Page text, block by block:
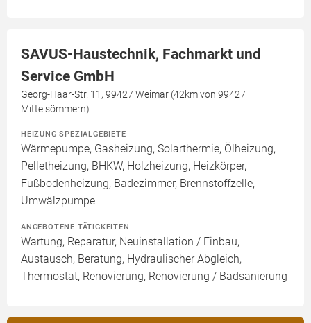
SAVUS-Haustechnik, Fachmarkt und
Service GmbH
Georg-Haar-Str. 11, 99427 Weimar (42km von 99427
Mittelsömmern)
HEIZUNG SPEZIALGEBIETE
Wärmepumpe, Gasheizung, Solarthermie, Ölheizung,
Pelletheizung, BHKW, Holzheizung, Heizkörper,
Fußbodenheizung, Badezimmer, Brennstoffzelle,
Umwälzpumpe
ANGEBOTENE TÄTIGKEITEN
Wartung, Reparatur, Neuinstallation / Einbau,
Austausch, Beratung, Hydraulischer Abgleich,
Thermostat, Renovierung, Renovierung / Badsanierung